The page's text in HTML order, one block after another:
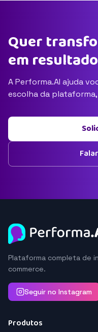
Quer
em
A Performa.AI ajuda
escolha da
Plataforma completa de
commerce.
Seguir no Instagram
Produtos